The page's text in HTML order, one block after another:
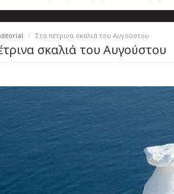
Στα πέτρινα σκαλιά του Αυγούστου
σκαλιά του Αυγούστου